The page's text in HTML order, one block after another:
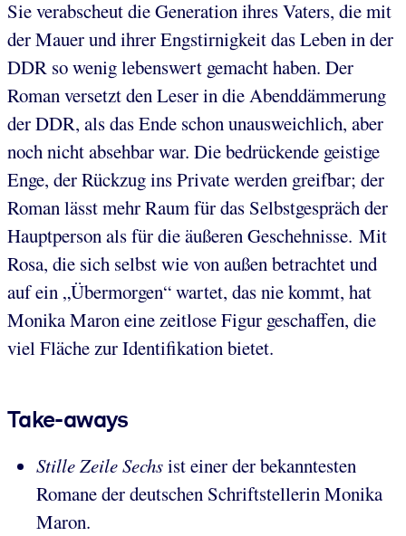
Sie verabscheut die Generation ihres Vaters, die mit
der Mauer und ihrer Engstirnigkeit das Leben in der
DDR so wenig lebenswert gemacht haben. Der
Roman versetzt den Leser in die Abenddämmerung
der DDR, als das Ende schon unausweichlich, aber
noch nicht absehbar war. Die bedrückende geistige
Enge, der Rückzug ins Private werden greifbar; der
Roman lässt mehr Raum für das Selbstgespräch der
Hauptperson als für die äußeren Geschehnisse. Mit
Rosa, die sich selbst wie von außen betrachtet und
auf ein „Übermorgen“ wartet, das nie kommt, hat
Monika Maron eine zeitlose Figur geschaffen, die
viel Fläche zur Identifikation bietet.
Take-aways
Stille Zeile Sechsist einer der bekanntesten
Romane der deutschen Schriftstellerin Monika
Maron.